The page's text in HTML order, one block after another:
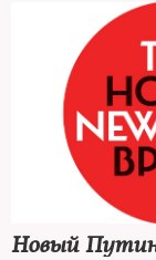
Новый